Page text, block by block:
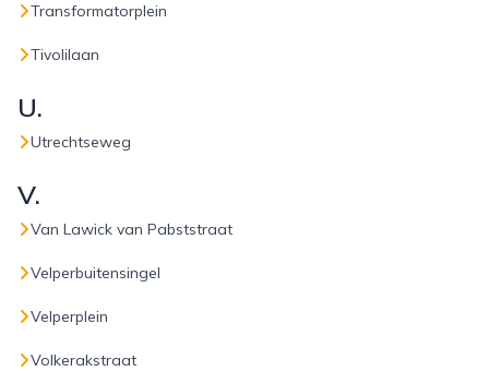
Transformatorplein
Tivolilaan
U.
Utrechtseweg
V.
Van Lawick van Pabststraat
Velperbuitensingel
Velperplein
Volkerakstraat